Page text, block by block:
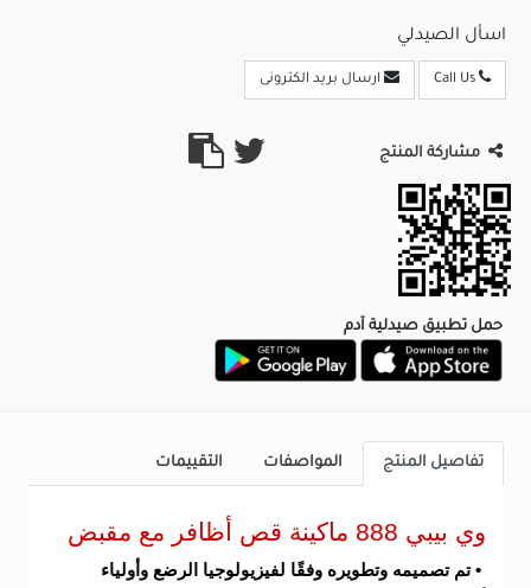
اسأل الصيدلي
ارسال بريد الكترونى
مشاركة المنتج
حمل تطبيق صيدلية آدم
تفاصيل المنتج المواصفات التقييمات
وي بيبي 888 ماكينة قص أظافر مع مقبض
• تم تصميمه وتطويره وفقًا لفيزيولوجيا الرضع وأولياء